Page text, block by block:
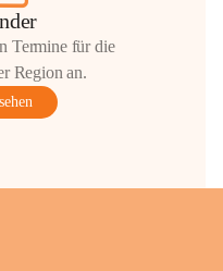
Termine für die
Region an.